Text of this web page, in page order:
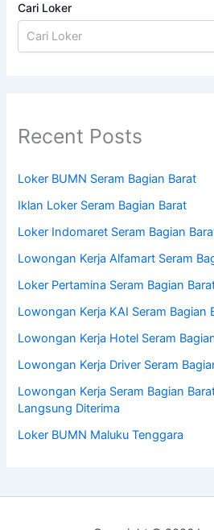
Cari Loker
Recent Posts
Loker BUMN Seram Bagian Barat
Iklan Loker Seram Bagian Barat
Loker Indomaret Seram Bagian
Lowongan Kerja Alfamart Seram
Loker Pertamina Seram Bagian
Lowongan Kerja KAI Seram Bagian
Lowongan Kerja Hotel Seram
Lowongan Kerja Driver Seram
Lowongan Kerja Seram Bagian
Langsung Diterima
Loker BUMN Maluku Tenggara